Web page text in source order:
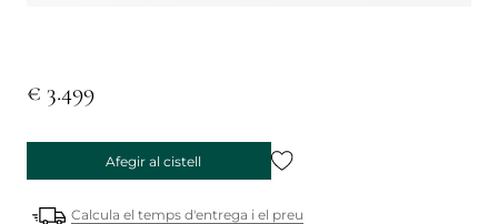
€ 3.499
Afegir al cistell
Calcula el temps d'entrega i el preu